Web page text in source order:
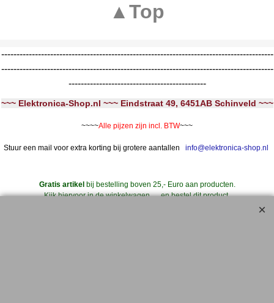
▲Top
-----------------------------------------------------------------------------------------
-----------------------------------------------------------------------------------------
---------------------------------------------
~~~ Elektronica-Shop.nl ~~~ Eindstraat 49, 6451AB Schinveld ~~~
~~~~Alle pijzen zijn incl. BTW~~~
Stuur een mail voor extra korting bij grotere aantallen info@elektronica-shop.nl
Gratis artikel bij bestelling boven 25,- Euro aan producten.
Kijk hiervoor in de winkelwagen .... en bestel dit product.